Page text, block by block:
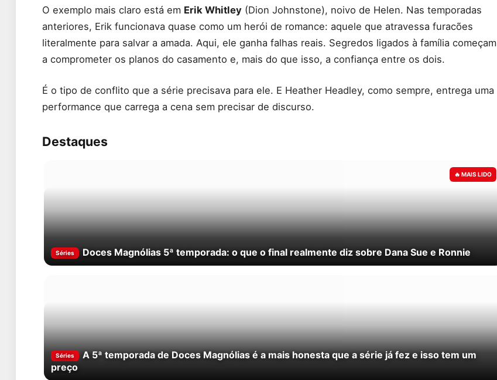
O exemplo mais claro está em Erik Whitley (Dion Johnstone), noivo de Helen. Nas temporadas
anteriores, Erik funcionava quase como um herói de romance: aquele que atravessa furacões
literalmente para salvar a amada. Aqui, ele ganha falhas reais. Segredos ligados à família começam
a comprometer os planos do casamento e, mais do que isso, a confiança entre os dois.
É o tipo de conflito que a série precisava para ele. E Heather Headley, como sempre, entrega uma
performance que carrega a cena sem precisar de discurso.
Destaques
Séries Doces Magnólias 5ª temporada: o que o final realmente diz sobre Dana Sue e Ronnie
Séries
A 5ª temporada de Doces Magnólias é a mais honesta que a série já fez e isso tem um
preço